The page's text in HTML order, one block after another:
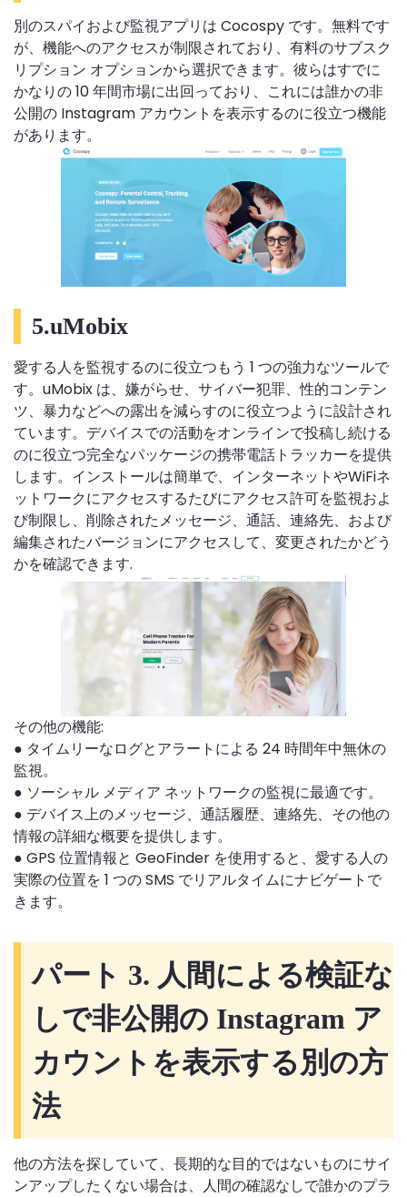
別のスパイおよび監視アプリは Cocospy です。無料です
が、機能へのアクセスが制限されており、有料のサブスク
リプション オプションから選択できます。彼らはすでに
かなりの 10 年間市場に出回っており、これには誰かの非
公開の Instagram アカウントを表示するのに役立つ機能
があります。
5.uMobix
愛する人を監視するのに役立つもう 1 つの強力なツールで
す。uMobix は、嫌がらせ、サイバー犯罪、性的コンテン
ツ、暴力などへの露出を減らすのに役立つように設計され
ています。デバイスでの活動をオンラインで投稿し続ける
のに役立つ完全なパッケージの携帯電話トラッカーを提供
します。インストールは簡単で、インターネットやWiFiネ
ットワークにアクセスするたびにアクセス許可を監視およ
び制限し、削除されたメッセージ、通話、連絡先、および
編集されたバージョンにアクセスして、変更されたかどう
かを確認できます.
その他の機能:
● タイムリーなログとアラートによる 24 時間年中無休の
監視。
● ソーシャル メディア ネットワークの監視に最適です。
● デバイス上のメッセージ、通話履歴、連絡先、その他の
情報の詳細な概要を提供します。
● GPS 位置情報と GeoFinder を使用すると、愛する人の
実際の位置を 1 つの SMS でリアルタイムにナビゲートで
きます。
パート 3. 人間による検証な
しで非公開の Instagram ア
カウントを表示する別の方
法
他の方法を探していて、長期的な目的ではないものにサイ
ンアップしたくない場合は、人間の確認なしで誰かのプラ